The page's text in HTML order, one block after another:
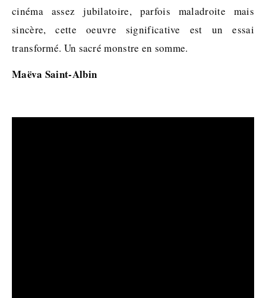
cinéma assez jubilatoire, parfois maladroite mais
sincère, cette oeuvre significative est un essai
transformé. Un sacré monstre en somme.
Maëva Saint-Albin